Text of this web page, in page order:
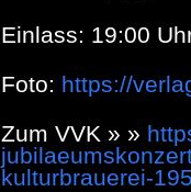
Einlass: 19:00
Foto: https://
Zum VVK » »
kulturbrauerei-